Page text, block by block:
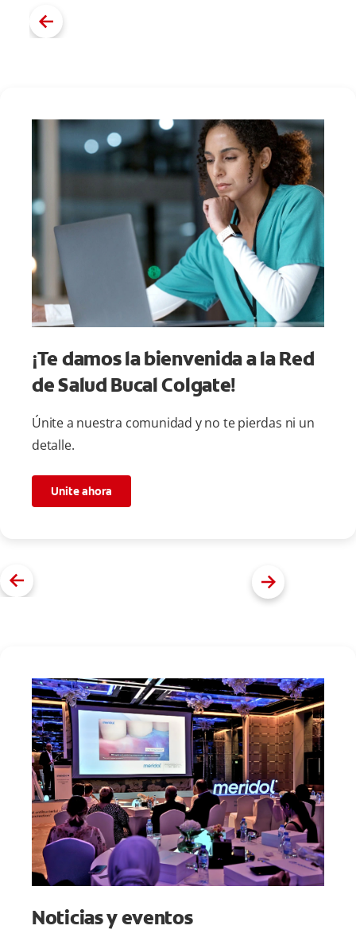
¡Te damos la bienvenida a la Red
de Salud Bucal Colgate!
Únite a nuestra comunidad y no te pierdas ni un
detalle.
Unite ahora
Noticias y eventos